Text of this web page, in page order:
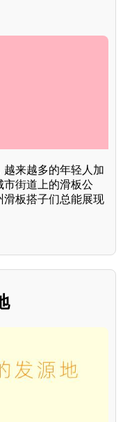
来越多的年轻人加
市街道上的滑板公
滑板搭子们总能展现